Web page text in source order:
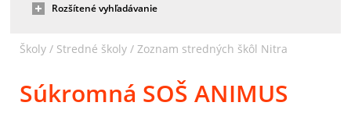
Rozšítené vyhľadávanie
Školy / Stredné školy / Zoznam stredných škôl Nitra
Súkromná SOŠ ANIMUS